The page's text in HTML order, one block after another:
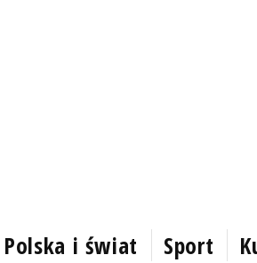
Polska i świat Sport